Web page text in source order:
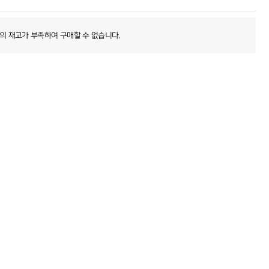
재고가 부족하여 구매할 수 없습니다.